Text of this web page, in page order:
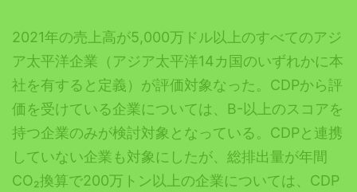
2021年の売上高が5,000万ドル以上のすべてのアジ
ア太平洋企業（アジア太平洋14カ国のいずれかに本
社を有すると定義）が評価対象なった。CDPから評
価を受けている企業については、B-以上のスコアを
持つ企業のみが検討対象となっている。CDPと連携
していない企業も対象にしたが、総排出量が年間
CO₂換算で200万トン以上の企業については、CDP